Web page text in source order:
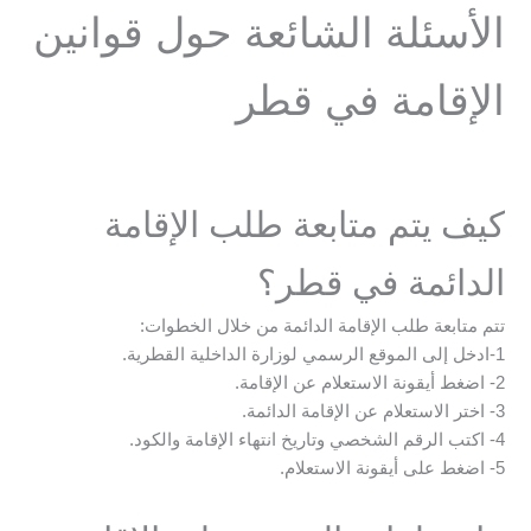
الأسئلة الشائعة حول قوانين
الإقامة في قطر
كيف يتم متابعة طلب الإقامة
الدائمة في قطر؟
تتم متابعة طلب الإقامة الدائمة من خلال الخطوات:
1-ادخل إلى الموقع الرسمي لوزارة الداخلية القطرية.
2- اضغط أيقونة الاستعلام عن الإقامة.
3- اختر الاستعلام عن الإقامة الدائمة.
4- اكتب الرقم الشخصي وتاريخ انتهاء الإقامة والكود.
5- اضغط على أيقونة الاستعلام.